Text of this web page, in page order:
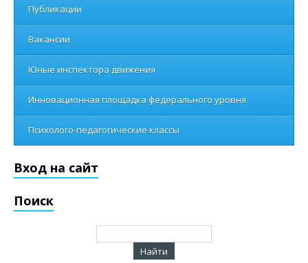
Публикации
Вакансии
Юные инспектора движения
Инновационная площадка федерального уровня
Психолого-педагогические классы
Вход на сайт
Поиск